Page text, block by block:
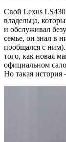
Свой Lexus LS430
владельца,
и обслуживал
семье, он знал в
пообщался с
того, как новая
официальном
Но такая история